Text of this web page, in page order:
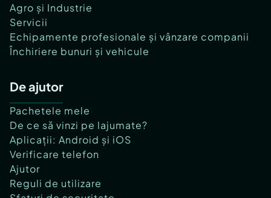
Agro și Industrie
Servicii
Echipamente profesionale și vânzare companii
Închiriere bunuri și vehicule
De ajutor
Pachetele mele
De ce să vinzi pe lajumate?
Aplicații: Android și iOS
Verificare telefon
Ajutor
Reguli de utilizare